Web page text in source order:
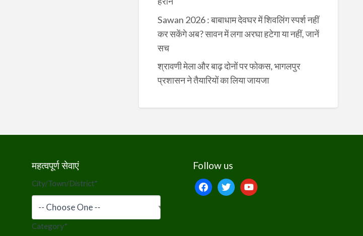
Sawan 2026 : बाबाधाम देवघर में शिवलिंग स्पर्श नहीं
कर सकेंगे अब? सावन में लगा अरघा हटेगा या नहीं, जानें
सच
श्रावणी मेला और बाढ़ दोनों पर फोकस, भागलपुर
प्रशासन ने तैयारियों का लिया जायजा
महत्वपूर्ण सेवाएं
City/Town/District*
Category*
Follow us
facebooktwitteryoutube